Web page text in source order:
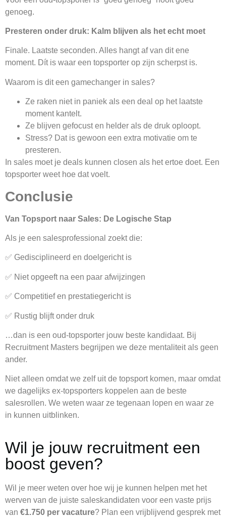
genoeg.
Presteren onder druk: Kalm blijven als het echt moet
Finale. Laatste seconden. Alles hangt af van dit ene
moment. Dít is waar een topsporter op zijn scherpst is.
Waarom is dit een gamechanger in sales?
Ze raken niet in paniek als een deal op het laatste
moment kantelt.
Ze blijven gefocust en helder als de druk oploopt.
Stress? Dat is gewoon een extra motivatie om te
presteren.
In sales moet je deals kunnen closen als het ertoe doet. Een
topsporter weet hoe dat voelt.
Conclusie
Van Topsport naar Sales: De Logische Stap
Als je een salesprofessional zoekt die:
✅ Gedisciplineerd en doelgericht is
✅ Niet opgeeft na een paar afwijzingen
✅ Competitief en prestatiegericht is
✅ Rustig blijft onder druk
…dan is een oud-topsporter jouw beste kandidaat. Bij
Recruitment Masters begrijpen we deze mentaliteit als geen
ander.
Niet alleen omdat we zelf uit de topsport komen, maar omdat
we dagelijks ex-topsporters koppelen aan de beste
salesrollen. We weten waar ze tegenaan lopen en waar ze
in kunnen uitblinken.
Wil je jouw recruitment een
boost geven?
Wil je meer weten over hoe wij je kunnen helpen met het
werven van de juiste saleskandidaten voor een vaste prijs
van €1.750 per vacature? Plan een vrijblijvend gesprek met